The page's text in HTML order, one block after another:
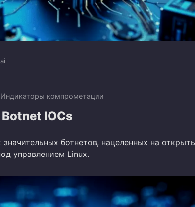
Индикаторы компрометации
IOCs
ботнетов, нацеленных на
управлением Linux.